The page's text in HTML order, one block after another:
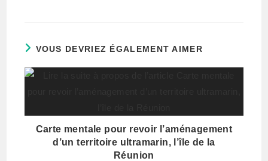
VOUS DEVRIEZ ÉGALEMENT AIMER
Carte mentale pour revoir l’aménagement
d’un territoire ultramarin, l’île de la
Réunion